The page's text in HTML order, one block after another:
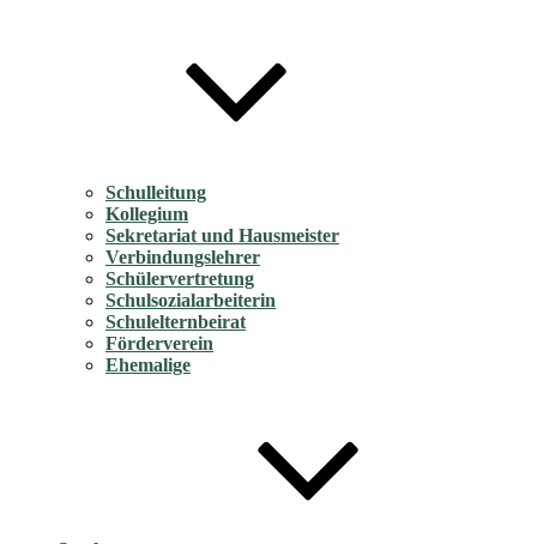
Schulleitung
Kollegium
Sekretariat und Hausmeister
Verbindungslehrer
Schülervertretung
Schulsozialarbeiterin
Schulelternbeirat
Förderverein
Ehemalige